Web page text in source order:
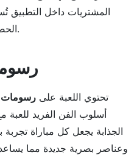
المشتريات داخل التطبيق
الحصول على المكافآت بشكل أسرع.
تحتوي اللعبة على رسومات
أسلوب الفن الفريد للعبة مع
الجذابة يجعل كل مباراة تجربة
وعناصر بصرية جديدة مما